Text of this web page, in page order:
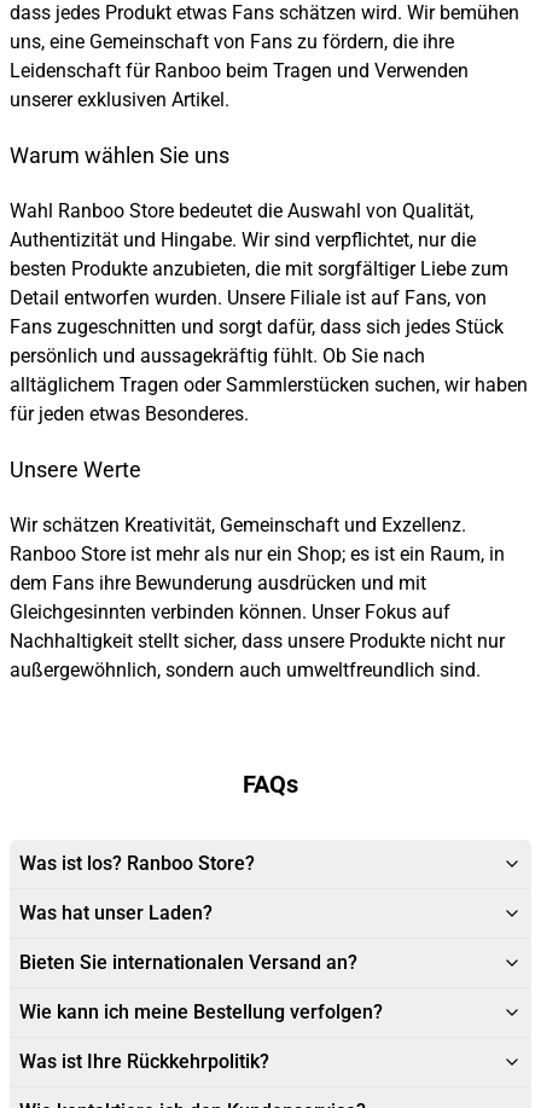
dass jedes Produkt etwas Fans schätzen wird. Wir bemühen
uns, eine Gemeinschaft von Fans zu fördern, die ihre
Leidenschaft für Ranboo beim Tragen und Verwenden
unserer exklusiven Artikel.
Warum wählen Sie uns
Wahl Ranboo Store bedeutet die Auswahl von Qualität,
Authentizität und Hingabe. Wir sind verpflichtet, nur die
besten Produkte anzubieten, die mit sorgfältiger Liebe zum
Detail entworfen wurden. Unsere Filiale ist auf Fans, von
Fans zugeschnitten und sorgt dafür, dass sich jedes Stück
persönlich und aussagekräftig fühlt. Ob Sie nach
alltäglichem Tragen oder Sammlerstücken suchen, wir haben
für jeden etwas Besonderes.
Unsere Werte
Wir schätzen Kreativität, Gemeinschaft und Exzellenz.
Ranboo Store ist mehr als nur ein Shop; es ist ein Raum, in
dem Fans ihre Bewunderung ausdrücken und mit
Gleichgesinnten verbinden können. Unser Fokus auf
Nachhaltigkeit stellt sicher, dass unsere Produkte nicht nur
außergewöhnlich, sondern auch umweltfreundlich sind.
FAQs
Was ist los? Ranboo Store?
Was hat unser Laden?
Bieten Sie internationalen Versand an?
Wie kann ich meine Bestellung verfolgen?
Was ist Ihre Rückkehrpolitik?